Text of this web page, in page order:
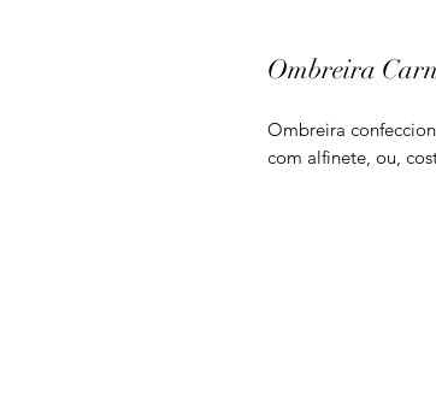
Ombreira
Ombreira
com alfinete, ou,